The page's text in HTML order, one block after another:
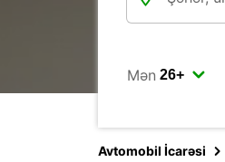
Mən
Avtomobil İcarəsi